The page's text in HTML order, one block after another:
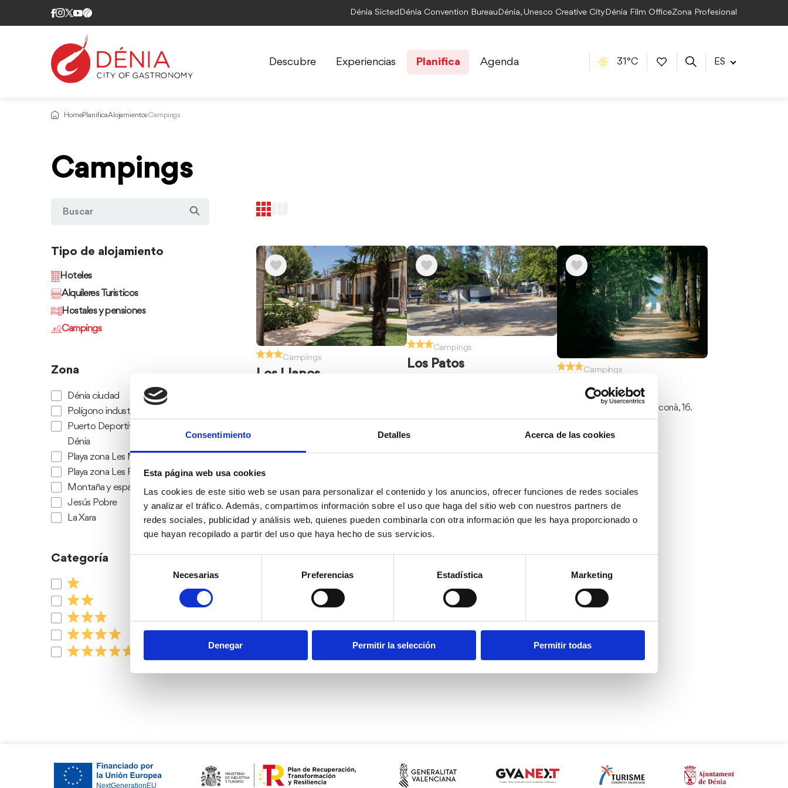
Consentimiento Detalles Acerca de las cookies
Esta página web usa cookies
Las cookies de este sitio web se usan para personalizar el contenido y los anuncios, ofrecer funciones de redes sociales
y analizar el tráfico. Además, compartimos información sobre el uso que haga del sitio web con nuestros partners de
redes sociales, publicidad y análisis web, quienes pueden combinarla con otra información que les haya proporcionado o
que hayan recopilado a partir del uso que haya hecho de sus servicios.
consentimiento
Necesarias Preferencias Estadística Marketing
Denegar Permitir la selección Permitir todas
Dénia Sicted Dénia Convention Bureau Dénia, Unesco Creative CityDénia Film OfficeZona Profesional
Descubre Experiencias Planifica Agenda 31°C ES
HomePlanificaAlojamientosCampings
Campings
Tipo de alojamiento
Hoteles
Alquileres Turisticos
Hostales y pensiones
Campings
Zona
Dénia ciudad
Polígono industrial
Puerto Deportivo Marina de
Dénia
Playa zona Les Marines
Playa zona Les Rotes
Montaña y espacio natural
Jesús Pobre
La Xara
Categoría
Campings
Los Llanos
Campings
Los Patos Campings
Los Pinos
Les Rotes. Camí La Raconà, 16.